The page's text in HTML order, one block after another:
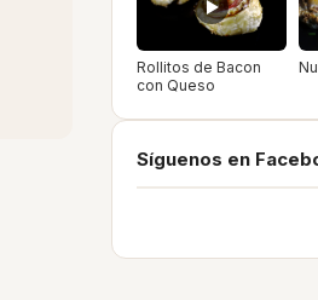
Rollitos de Bacon
con Queso
Síguenos en